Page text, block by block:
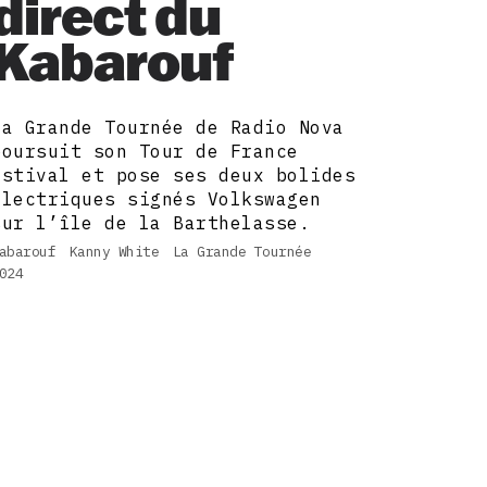
du
Grande Tournée de Radio Nova
son Tour de France
et pose ses deux bolides
signés Volkswagen
l’île de la Barthelasse.
Kanny White
La Grande Tournée